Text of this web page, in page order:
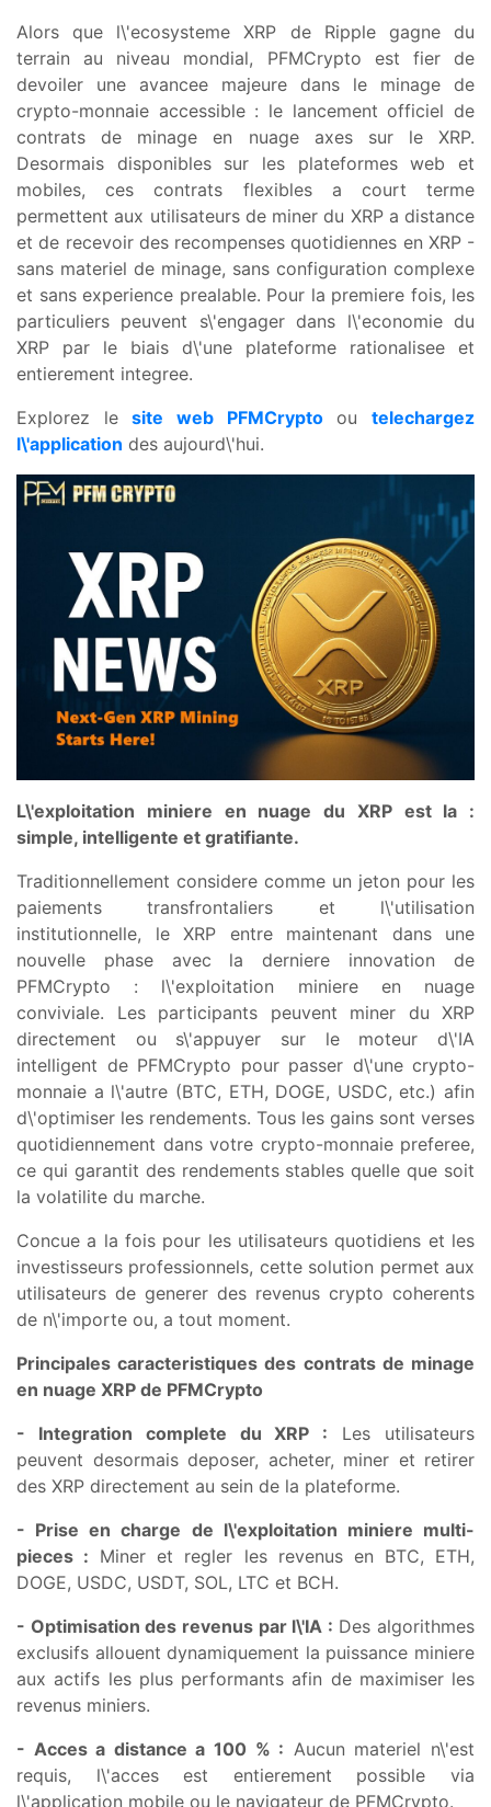
Alors que l\'ecosysteme XRP de Ripple gagne du
terrain au niveau mondial, PFMCrypto est fier de
devoiler une avancee majeure dans le minage de
crypto-monnaie accessible : le lancement officiel de
contrats de minage en nuage axes sur le XRP.
Desormais disponibles sur les plateformes web et
mobiles, ces contrats flexibles a court terme
permettent aux utilisateurs de miner du XRP a distance
et de recevoir des recompenses quotidiennes en XRP -
sans materiel de minage, sans configuration complexe
et sans experience prealable. Pour la premiere fois, les
particuliers peuvent s\'engager dans l\'economie du
XRP par le biais d\'une plateforme rationalisee et
entierement integree.
Explorez lesite web PFMCryptooutelechargez
l\'application des aujourd\'hui.
L\'exploitation miniere en nuage du XRP est la :
simple, intelligente et gratifiante.
Traditionnellement considere comme un jeton pour les
paiements transfrontaliers et l\'utilisation
institutionnelle, le XRP entre maintenant dans une
nouvelle phase avec la derniere innovation de
PFMCrypto : l\'exploitation miniere en nuage
conviviale. Les participants peuvent miner du XRP
directement ou s\'appuyer sur le moteur d\'IA
intelligent de PFMCrypto pour passer d\'une crypto-
monnaie a l\'autre (BTC, ETH, DOGE, USDC, etc.) afin
d\'optimiser les rendements. Tous les gains sont verses
quotidiennement dans votre crypto-monnaie preferee,
ce qui garantit des rendements stables quelle que soit
la volatilite du marche.
Concue a la fois pour les utilisateurs quotidiens et les
investisseurs professionnels, cette solution permet aux
utilisateurs de generer des revenus crypto coherents
de n\'importe ou, a tout moment.
Principales caracteristiques des contrats de minage
en nuage XRP de PFMCrypto
- Integration complete du XRP : Les utilisateurs
peuvent desormais deposer, acheter, miner et retirer
des XRP directement au sein de la plateforme.
- Prise en charge de l\'exploitation miniere multi-
pieces : Miner et regler les revenus en BTC, ETH,
DOGE, USDC, USDT, SOL, LTC et BCH.
- Optimisation des revenus par l\'IA : Des algorithmes
exclusifs allouent dynamiquement la puissance miniere
aux actifs les plus performants afin de maximiser les
revenus miniers.
- Acces a distance a 100 % : Aucun materiel n\'est
requis, l\'acces est entierement possible via
l\'application mobile ou le navigateur de PFMCrypto.